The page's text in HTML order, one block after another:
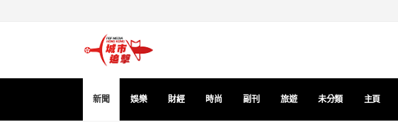
新聞 娛樂 財經 時尚 副刊 旅遊 未分類 主頁